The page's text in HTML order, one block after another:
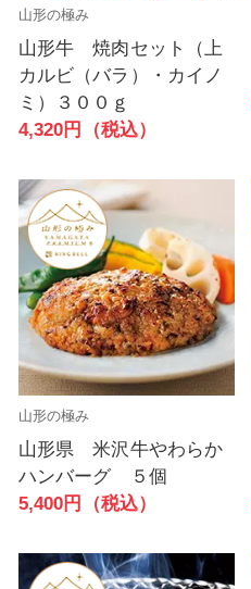
山形の極み
山形牛 焼肉セット（上
カルビ（バラ）・カイノ
ミ）３００ｇ
4,320円（税込）
山形の極み
山形県 米沢牛やわらか
ハンバーグ ５個
5,400円（税込）